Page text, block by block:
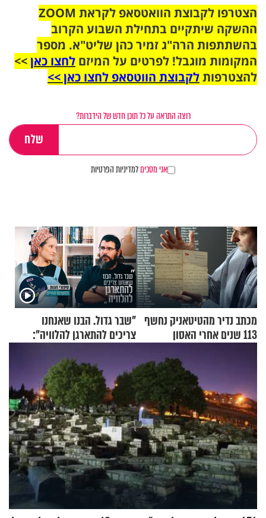
הצטרפו לקבוצת הוואטסאפ לקראת ZOOM
ההשקה שיתקיים בתחילת השבוע הקרוב
בהשתתפות הרה"ג זמיר כהן שליט"א. מספר
המקומות מוגבל! לפרטים על המיזם לחצו כאן>>
להצטרפותלקבוצת הווטסאפ לחצו כאן >>
רוצה התראה על כל תוכן חדש של הידברות?
אני מסכיםלמדיניות הפרטיות
מכתב נדיר מהטיטאניק נחשף
113 שנים אחרי האסון
"שבר גדול. הבנו שאנחנו
צריכים להתארגן להלוויה":
וגד דנינו